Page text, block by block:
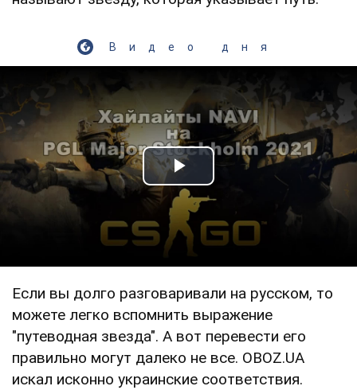
Видео дня
Play Video
Если вы долго разговаривали на русском, то
можете легко вспомнить выражение
"путеводная звезда". А вот перевести его
правильно могут далеко не все. OBOZ.UA
искал исконно украинские соответствия.